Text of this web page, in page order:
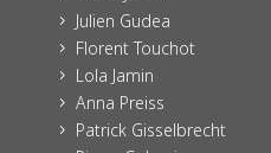
5 Julien Gudea
5 Florent Touchot
5 Lola Jamin
5 Anna Preiss
5 Patrick Gisselbrecht